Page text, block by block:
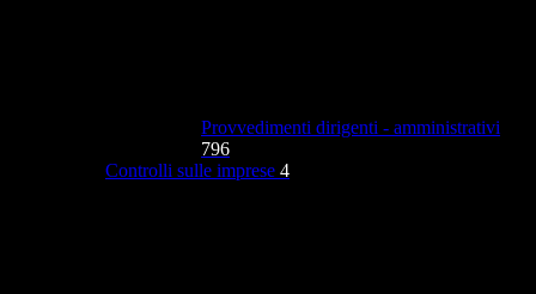
Provvedimenti dirigenti - amministrativi
796
Controlli sulle imprese 4